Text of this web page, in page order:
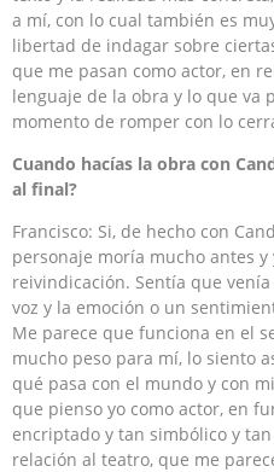
a mí, con lo cual también es
libertad de indagar sobre
que me pasan como actor, en
lenguaje de la obra y lo que va
momento de romper con lo
Cuando hacías la obra con
al final?
Francisco: Si, de hecho con
personaje moría mucho antes
reivindicación. Sentía que
voz y la emoción o un
Me parece que funciona en el
mucho peso para mí, lo siento
qué pasa con el mundo y con
que pienso yo como actor, en
encriptado y tan simbólico y
relación al teatro, que me